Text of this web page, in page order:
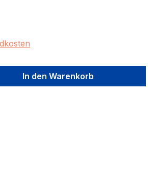
den gewünschten Wert
In den Warenkorb